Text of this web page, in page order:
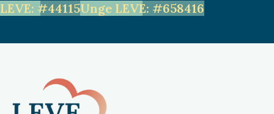
LEVE: #44115Unge LEVE: #658416